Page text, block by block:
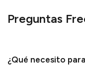
Preguntas
¿Qué necesito